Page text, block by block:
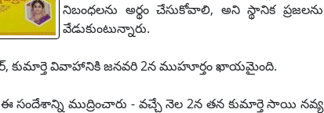
నిబంధలను అర్థం చేసుకోవాలి, అని స్థానిక ప్రజలను
వేడుకుంటున్నారు.
కుమార్తె వివాహానికి జనవరి 2న ముహూర్తం ఖాయమైంది.
సందేశాన్ని ముద్రించారు - వచ్చే నెల 2న తన కుమార్తె సాయి నవ్య